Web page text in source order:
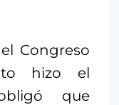
Congreso
hizo el
que